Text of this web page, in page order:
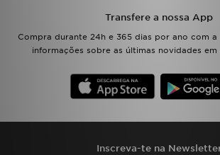
Transfere a nossa App
Compra durante 24h e 365 dias por ano com a
informações sobre as últimas novidades em
Inscreva-te na